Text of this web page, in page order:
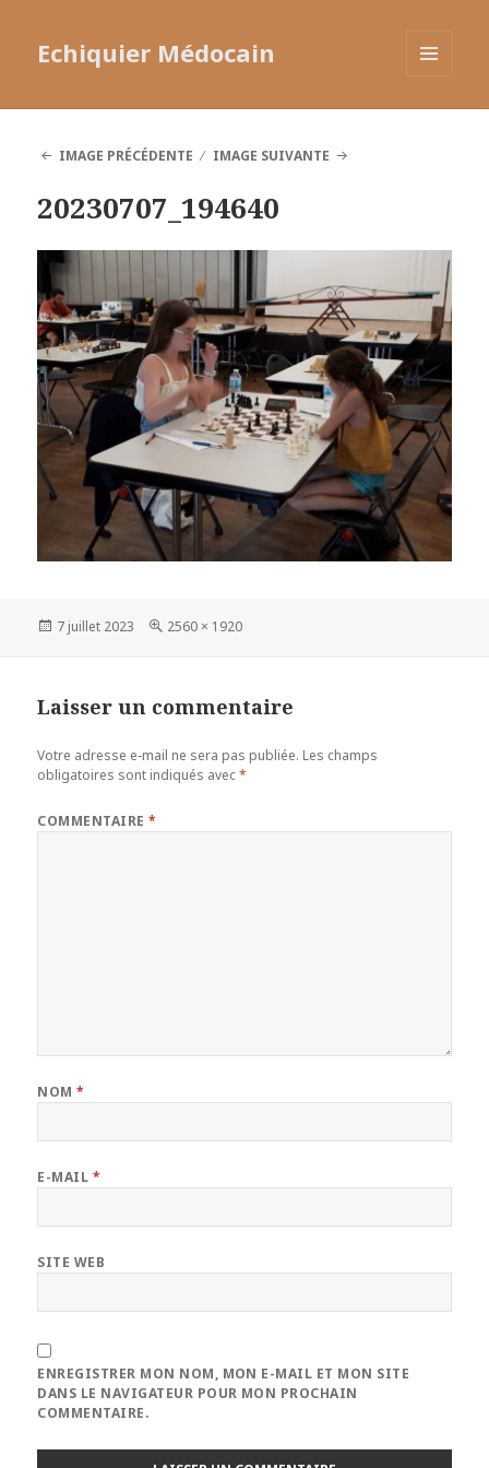
Echiquier Médocain
IMAGE PRÉCÉDENTE
IMAGE SUIVANTE
20230707_194640
Publié
7 juillet 2023
Taille
2560 × 1920
Laisser un commentaire
Votre adresse e-mail ne sera pas publiée. Les champs
obligatoires sont indiqués avec*
COMMENTAIRE*
NOM*
E-MAIL *
SITE WEB
ENREGISTRER MON NOM, MON E-MAIL ET MON SITE
DANS LE NAVIGATEUR POUR MON PROCHAIN
COMMENTAIRE.